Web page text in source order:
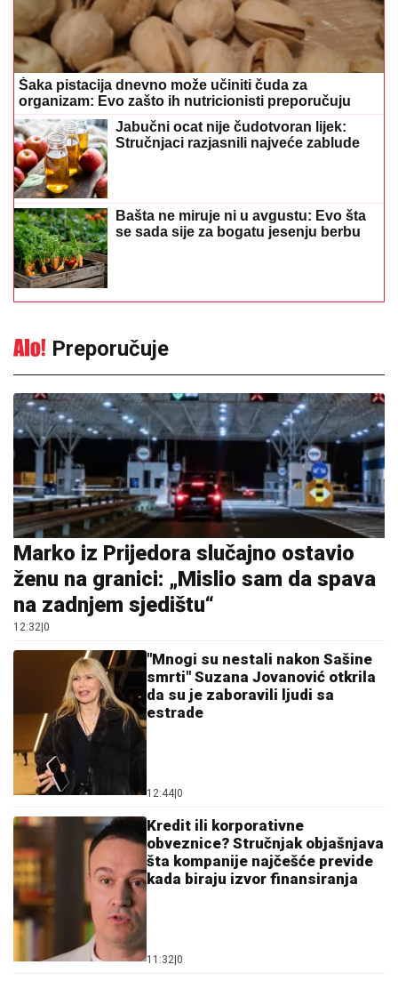
Šaka pistacija dnevno može učiniti čuda za
organizam: Evo zašto ih nutricionisti preporučuju
Jabučni ocat nije čudotvoran lijek:
Stručnjaci razjasnili najveće zablude
Bašta ne miruje ni u avgustu: Evo šta
se sada sije za bogatu jesenju berbu
Preporučuje
Marko iz Prijedora slučajno ostavio
ženu na granici: „Mislio sam da spava
na zadnjem sjedištu“
12:32|0
"Mnogi su nestali nakon Sašine
smrti" Suzana Jovanović otkrila
da su je zaboravili ljudi sa
estrade
12:44|0
Kredit ili korporativne
obveznice? Stručnjak objašnjava
šta kompanije najčešće previde
kada biraju izvor finansiranja
11:32|0